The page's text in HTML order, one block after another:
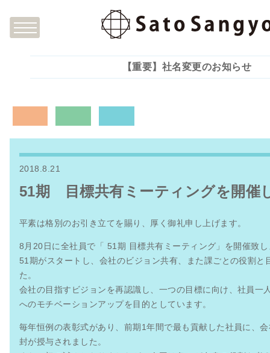
【重要】社名変更のお知らせ
2018.8.21
51期 目標共有ミーティングを開催
平素は格別のお引き立てを賜り、厚く御礼申し上げます。
8月20日に全社員で「 51期 目標共有ミーティング」を開催致
51期がスタートし、会社のビジョン共有、また課ごとの役割と
た。
会社の目指すビジョンを再認識し、一つの目標に向け、社員一
へのモチベーションアップを目的としています。
毎年恒例の表彰式があり、前期1年間で最も貢献した社員に、
封が授与されました。